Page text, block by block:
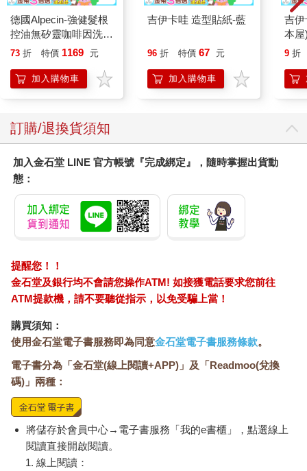
參考。
這次的南法參訪之旅，能有幸跟臺灣代表團一起參展，也是遠在
人生夢想清單外的大意外，但也是一段人生中非常難得而美好的
珍貴回憶。尤其看到許多臺灣創作作品一同登上國際舞台，除了
四部文學作品外，還有兩部跨域IP音樂劇及遊戲，以及金馬影展
多部優質作品。在參展的幾日中，與來自各領域的臺灣代表優秀
創作或藝文工作者前輩們交流，亦獲得極為寶貴的跨域經驗學習
家一起為臺灣文創而努力，看到每位臺灣代表團成員，無論是在
台上或是展場中的認真神情與不懈努力，真的非常令人深深感
動！
我想我們臺灣有相當特殊的歷史及文化背景，確實也讓我們擁有
的優秀文創作品，都能一起在國際舞台上持續閃耀發光！
德國Alpecin-強健髮根
控油無矽靈咖啡因洗髮
凝露375ml/瓶-C1強健
調理頭皮洗髮液/0矽靈
滋潤洗頭髮水/一般髮
73 折 特價 1169 元
加入購物車
吉伊卡哇 造型貼紙-藍
96 折 特價 67 元
加入購物車
吉
本屋
9 折
訂購/退換貨須知
加入金石堂 LINE 官方帳號『完成綁定』，隨時掌握出貨動
態：
提醒您！！
金石堂及銀行均不會請您操作ATM! 如接獲電話要求您前往
ATM提款機，請不要聽從指示，以免受騙上當！
購買須知：
使用金石堂電子書服務即為同意金石堂電子書服務條款。
電子書分為「金石堂(線上閱讀+APP)」及「Readmoo(兌換
碼)」兩種：
將儲存於會員中心→電子書服務「我的e書櫃」，點選線上
閱讀直接開啟閱讀。
線上閱讀：